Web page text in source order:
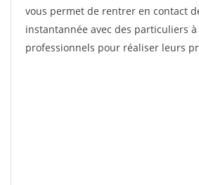
vous permet de rentrer en contact
instantannée avec des particuliers
professionnels pour réaliser leurs